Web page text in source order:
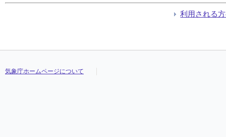
利用される
気象庁ホームページについて